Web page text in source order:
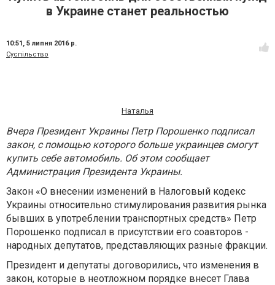
в Украине станет реальностью
10:51, 5 липня 2016 р.
Суспільство
Наталья
Вчера Президент Украины Петр Порошенко подписал
закон, с помощью которого больше украинцев смогут
купить себе автомобиль. Об этом сообщает
Администрация Президента Украины.
Закон «О внесении изменений в Налоговый кодекс
Украины относительно стимулирования развития рынка
бывших в употреблении транспортных средств» Петр
Порошенко подписал в присутствии его соавторов -
народных депутатов, представляющих разные фракции.
Президент и депутаты договорились, что изменения в
закон, которые в неотложном порядке внесет Глава